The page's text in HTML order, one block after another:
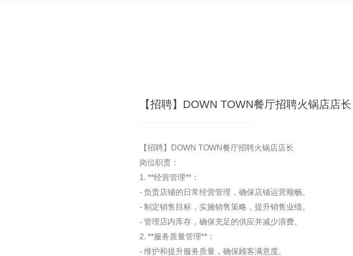
【招聘】DOWN TOWN餐厅招聘火锅店店长
【招聘】DOWN TOWN餐厅招聘火锅店店长
岗位职责：
1. **经营管理**：
- 负责店铺的日常经营管理，确保店铺运营顺畅。
- 制定销售目标，实施销售策略，提升销售业绩。
- 管理店内库存，确保充足的供应并减少浪费。
2. **服务质量管理**：
- 维护和提升服务质量，确保顾客满意度。